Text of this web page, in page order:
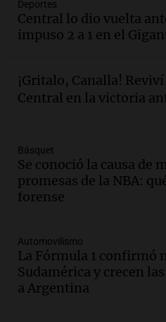
y llega avión para
brigada aérea
Panorama Federal
Audio.La justicia
como enfermedad
Audio.Aumento de
Luis a partir de
regulación de la
Audio.Gabriela
la población del
buscar ayuda el
La Argentina, hoy
Deportes
Central lo dio vuelta
impuso 2 a 1 en el
¡Gritalo, Canalla!
Central en la victoria
Básquet
Se conoció la causa de
promesas de la NBA:
forense
Automovilismo
La Fórmula 1 confirmó
Sudamérica y crecen
a Argentina